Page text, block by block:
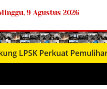
9 Agustus 2026
Tᐯ
Perkuat Pemulihan